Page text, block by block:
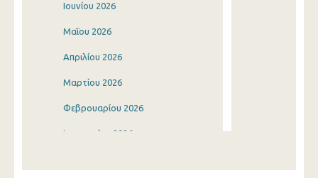
Ιουνίου 2026
Μαΐου 2026
Απριλίου 2026
Μαρτίου 2026
Φεβρουαρίου 2026
Ιανουαρίου 2026